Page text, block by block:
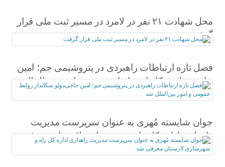
محل شهادت ۲۱ نفر در لامرد در مسیر ثبت ملی قرار
گرفت
فصل تازه ارتباطات راهبردی در پتروشیمی جم؛ امین
حاجی‌دولو سکاندار روابط عمومی و امور بین‌الملل
شد
جوان شایسته مُهری به عنوان سرپرست مدیریت
راهداری اداره کل راه و شهرسازی لارستان معرفی
شد